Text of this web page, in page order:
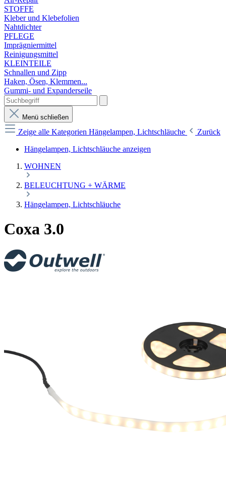
STOFFE
Kleber und Klebefolien
Nahtdichter
PFLEGE
Imprägniermittel
Reinigungsmittel
KLEINTEILE
Schnallen und Zipp
Haken, Ösen, Klemmen...
Gummi- und Expanderseile
Menü schließen
Zeige alle Kategorien Hängelampen, Lichtschläuche
Zurück
Hängelampen, Lichtschläuche anzeigen
WOHNEN
BELEUCHTUNG + WÄRME
Hängelampen, Lichtschläuche
Coxa 3.0